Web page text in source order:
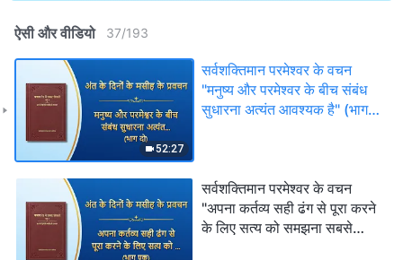
ऐसी और वीडियो 37/193
52:27
सर्वशक्तिमान परमेश्वर के वचन
"मनुष्य और परमेश्वर के बीच संबंध
सुधारना अत्यंत आवश्यक है" (भाग
सर्वशक्तिमान परमेश्वर के वचन
"अपना कर्तव्‍य सही ढंग से पूरा करने
के लिए सत्‍य को समझना सबसे